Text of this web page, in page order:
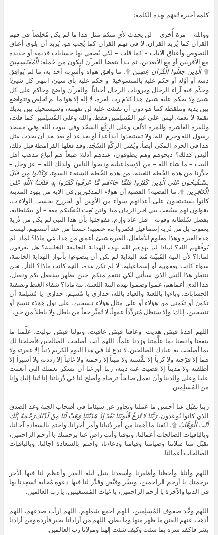
كلمة أخيرة تُفهَم بهذه الكلمة:
ووالله – مرة أُخرى – لن يحدث لأيٍ منكم مثل هذا ما لم يكن مُخلِصاً في فهم
القرآن كما يُريد القرآن، لا في فهم القرآن كما يُحِب هو، يُريد أن يلوي أعناق
النصوص وأعناق الآيات – كما قلت – لكي يُصفي بها حسابات قديمة أو جديدة
مع الأقربين أو مع الأبعدين، ثم يبدأ يتعضا القرآن ليكون من جُملة:الْمُقْتَسِمِينَ
۩الَّذِينَ جَعَلُوا الْقُرْآنَ عِضِينَ ۩، ما وافق هواه وأُشرِبه أخذ به، ما لم يُوافِق
دسه أو أوَّله أو حكم عليه بالمنسوخية أو حكم عليه بأي شيئ، انتهى كل شيئ!
وحكَّم فيه آراء الرجال ومرويات الرجال أحياناً، والقرآن واضح وحاكم على كل
شيئ ولا يحكم عليه شيئ، هذا كلام رب العزة، لا إله إلا هو! ما لم تُخلِص وتتواضع
بين يديه وتتلقطه كما هو دون أن تفتئت عليه لن تفهمه، وسيستحيل بين يديك
نقمة لا نعمة، ليس على غير المُسلِمين فقط، والله وعلى المُسلِمين كما قلت،
وللمرة العاشرة وللمرة الألف وعلى الركّع السُجّد وفي بيوت الله وفي مسجد
رسول الله وحرم الله، ولا تستبعدوا أبداً غداً أو بعد غد أو بعد بعد أن يحدث مثل
هذا في الحرم المكي أيضاً، ويُقتَل الركّع السُجّد، وقد فعلها القرامطة قبل ذلك،
أليس كذلك؟ ذبحوهم وهم يطوفون، عندهم أدلة! طبعاً هم أتباع مذهب أهل
البيت – ما شاء الله – من الإسماعيلية وذبحوا الناس، ولذلك الله – عز وجل –
حذَّرنا من هذه الخُطة اللعينة، من هذه الخُطة الشنعاء السوء،وَكَانُوا مِن قَبْلُ
يَسْتَفْتِحُونَ عَلَى الَّذِينَ كَفَرُوا فَلَمَّا جَاءَهُم مَّا عَرَفُوا كَفَرُوا بِهِ فَلَعْنَةُ اللَّهِ عَلَى
الْكَافِرِينَ ۩، ما القضية؟ القضية أن هؤلاء المذكورين في الآية من يهود المدينة
كانوا يستفتحون على أعدائهم سواء من الأوس أو الخزرج بحسب الولاءات،
يقولون لهم سيُبعَث نبي آخر الزمان منا، ولئن بُعِث لنُقتِّلنكم معه – أي بسُلطانه،
بفضل سُلطانه وقوته – قتل عاد وإرم، ففوجئوا بأن هذا النبي لم يكن من ذُرية
يعقوب بل من ذُرية إسماعيل فكفروا به، عصبية! حسداً من عند أنفسهم، ليست
هذه العبرة وهذا معلوم للأطفال، العبرة شيئ أعمق من هذا، هي ماذا؟ لماذا لم
يُوفِّقهم الله؟ لماذا لم يهدِهم الله بهذه الهداية الجامعة الخاتمة؟ هل تعرفون
لماذا؟ لأن النية المُبيَّتة مُنذ البداية لم تكن أن يتضوءوا بأنوار الهداية الخاتمة،
سواء كانت يعقوبية أو إسماعيلية، لا لم تكن هذه، النية كانت ماذا؟ الثأر، نحن
ننتظر هذا النبي الذي سيأتي لكي ننتقم منكم، حين يظهر سنفعل بكم ونفعل،
هذا الذي أعماهم، عموا وصموا بهذه النية اللعينة، نية ماذا؟ شفاء الغيظ وتصفية
الحسابات, وباءوا باللعنة والعياذ بالله، حذاري يا مُسلِم، حذاري يا مُسلِمة أن
تكون أو تكوني من هؤلاء أو على مثال هؤلاء تنسجين، على نول هؤلاء تنسج أو
تنسجين، إياك! وإلا ستظل مُتردِّداً عمهاً، لا تُميِّز حقاً من باطل ولا باطلاً من حق.
اللهم اهدنا فيمَن هديت، وعافنا فيمَن عافيت، وتولنا فيمَن توليت، علِّمنا ما
ينفعنا وانفعنا بما علَّمتنا وزِدنا علماً، اللهم أنت أصلحت الصالحين فأصلحنا لك
بما أصلحت به عبادك الصالحين، لا تدع لنا في هذا اليوم الكريم ذنباً إلا غفرته ولا
هماً إلا فرَّجته ولا كرباً إلا نفَّسته ولا ميتاً إلا رحمته ولا غائباً إلا رددته ولا أسيراً إلا
أطلقته ولا مديناً إلا قضيت عنه دينه، ربنا أوزعنا أن نشكر نعمتك التي أنعمت
علينا وعلى والدينا وأن نعمل صالحاً ترضاه وأصلح لنا في ذُرياتنا إنا تُبنا إليك وإنا
من المُسلِمين.
ربنا تقبَّل عنا أحسن ما عملنا وتجاوز عن سيئاتنا في أصحاب الجنة وعد الصدق
الذي كانوا يُوعَدون،رَبَّنَا لا تُزِغْ قُلُوبَنَا بَعْدَ إِذْ هَدَيْتَنَا وَهَبْ لَنَا مِنْ لَدُنْكَ رَحْمَةً إِنَّكَ
أَنْتَ الْوَهَّابُ ۩، اكفنا ما أهمنا من أمر دُنيانا وأمر أُخرانا، واختم بالسعادة آجالنا،
وبالباقيات الصالحات أعمالنا، وتوفنا وأنت راضٍ عنا برحمتك يا أرحم الراحمين،
تقبَّل منا صلاتنا وصيامنا وقيامنا ودعاءنا، واختم بالسعادة آجالنا، وبالباقيات
الصالحات أعمالنا.
اللهم وأنلنا وأحظنا وأظفرنا وأسعدنا بنيل ليلة القدر وأعظم لنا فيها الأجر
برحمتك يا أرحم الراحمين، ويسِّر وقيِّض وقدِّر لنا فيها دعوة مُجابة تُسعِدنا بها
في الدنيا والآخرة يا أرحم الراحمين، يا غياث المُستغيثين، يا رب العالمين.
اللهم وحِّد صفوف المُسلِمين، اللهم اجمع شملهم، اللهم ارأب صدعهم، اللهم
أذهب عنهم الفتن ما ظهر منها وما بطن، اللهم مَن أرادانا بخير فأرده ومَن أرادنا
بشر فاكفنا شره بما شئت وكيف شئت إلهنا ومولانا رب العالمين.